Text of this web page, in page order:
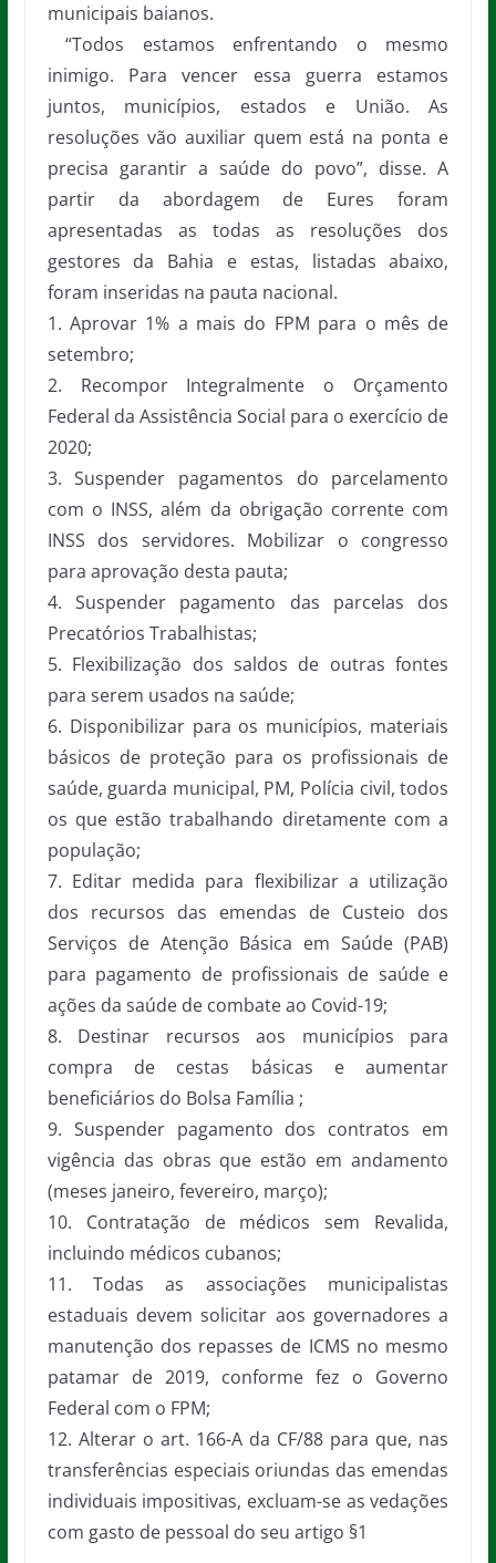
municipais baianos.
“Todos estamos enfrentando o mesmo
inimigo. Para vencer essa guerra estamos
juntos, municípios, estados e União. As
resoluções vão auxiliar quem está na ponta e
precisa garantir a saúde do povo”, disse. A
partir da abordagem de Eures foram
apresentadas as todas as resoluções dos
gestores da Bahia e estas, listadas abaixo,
foram inseridas na pauta nacional.
1. Aprovar 1% a mais do FPM para o mês de
setembro;
2. Recompor Integralmente o Orçamento
Federal da Assistência Social para o exercício de
2020;
3. Suspender pagamentos do parcelamento
com o INSS, além da obrigação corrente com
INSS dos servidores. Mobilizar o congresso
para aprovação desta pauta;
4. Suspender pagamento das parcelas dos
Precatórios Trabalhistas;
5. Flexibilização dos saldos de outras fontes
para serem usados na saúde;
6. Disponibilizar para os municípios, materiais
básicos de proteção para os profissionais de
saúde, guarda municipal, PM, Polícia civil, todos
os que estão trabalhando diretamente com a
população;
7. Editar medida para flexibilizar a utilização
dos recursos das emendas de Custeio dos
Serviços de Atenção Básica em Saúde (PAB)
para pagamento de profissionais de saúde e
ações da saúde de combate ao Covid-19;
8. Destinar recursos aos municípios para
compra de cestas básicas e aumentar
beneficiários do Bolsa Família ;
9. Suspender pagamento dos contratos em
vigência das obras que estão em andamento
(meses janeiro, fevereiro, março);
10. Contratação de médicos sem Revalida,
incluindo médicos cubanos;
11. Todas as associações municipalistas
estaduais devem solicitar aos governadores a
manutenção dos repasses de ICMS no mesmo
patamar de 2019, conforme fez o Governo
Federal com o FPM;
12. Alterar o art. 166-A da CF/88 para que, nas
transferências especiais oriundas das emendas
individuais impositivas, excluam-se as vedações
com gasto de pessoal do seu artigo §1